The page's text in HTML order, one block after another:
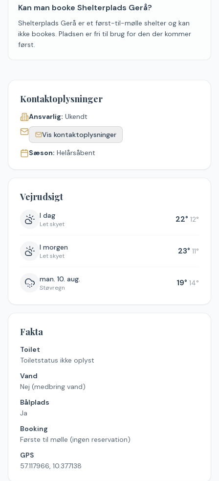
Kan man booke Shelterplads Gerå?
Shelterplads Gerå er et først-til-mølle shelter og kan
ikke bookes. Pladsen er fri til brug for den der kommer
først.
Kontaktoplysninger
Ansvarlig: Ukendt
Vis kontaktoplysninger
Sæson: Helårsåbent
Vejrudsigt
I dag
Let skyet 22° 12°
I morgen
Let skyet 23° 11°
man. 10. aug.
Støvregn 19° 14°
Fakta
Toilet
Toiletstatus ikke oplyst
Vand
Nej (medbring vand)
Bålplads
Ja
Booking
Første til mølle (ingen reservation)
GPS
57.117966, 10.377138